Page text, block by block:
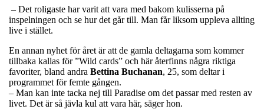
– Det roligaste har varit att vara med bakom kulisserna på
inspelningen och se hur det går till. Man får liksom uppleva allting
live i stället.
En annan nyhet för året är att de gamla deltagarna som kommer
tillbaka kallas för ”Wild cards” och här återfinns några riktiga
favoriter, bland andra Bettina Buchanan, 25, som deltar i
programmet för femte gången.
– Man kan inte tacka nej till Paradise om det passar med resten av
livet. Det är så jävla kul att vara här, säger hon.